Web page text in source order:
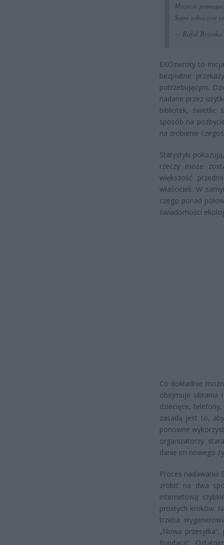
Mozecie
Sami zobaczcie
— Rafał
EKOzwroty to
bezpłatne
potrzebującym.
nadane przez
bibliotek, świetlic
sposób na
na zrobienie
Statystyki
rzeczy może
większość
właścicieli. W
czego ponad
świadomości
Co dokładnie
obejmuje ubrania
dziecięce,
zasadą jest to,
ponowne
organizatorzy
danie im nowego
Proces nadawania
zrobić na dwa
internetową
prostych kroków.
trzeba
„Nowa
Fundacji”.